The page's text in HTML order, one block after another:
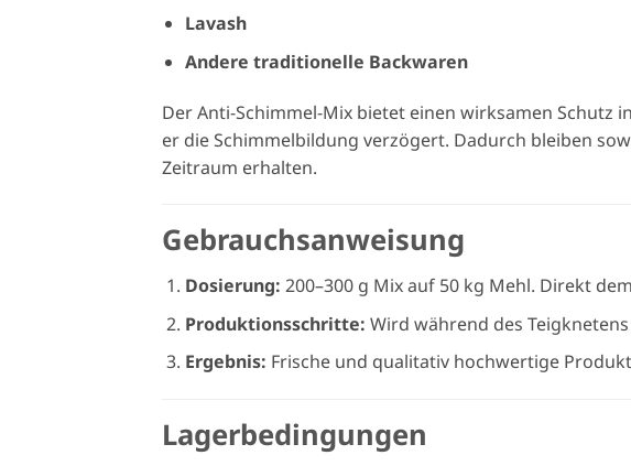
Lavash
Andere traditionelle Backwaren
Der Anti-Schimmel-Mix bietet einen wirksamen
er die Schimmelbildung verzögert. Dadurch bleiben
Zeitraum erhalten.
Gebrauchsanweisung
Dosierung: 200–300 g Mix auf 50 kg Mehl. Direkt
Produktionsschritte: Wird während des
Ergebnis: Frische und qualitativ hochwertige
Lagerbedingungen